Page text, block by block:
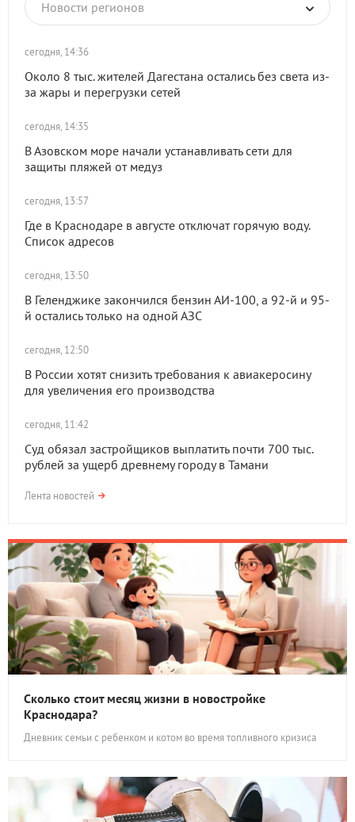
Новости регионов
сегодня, 14:36
Около 8 тыс. жителей Дагестана остались без света из-
за жары и перегрузки сетей
сегодня, 14:35
В Азовском море начали устанавливать сети для
защиты пляжей от медуз
сегодня, 13:57
Где в Краснодаре в августе отключат горячую воду.
Список адресов
сегодня, 13:50
В Геленджике закончился бензин АИ-100, а 92-й и 95-
й остались только на одной АЗС
сегодня, 12:50
В России хотят снизить требования к авиакеросину
для увеличения его производства
сегодня, 11:42
Суд обязал застройщиков выплатить почти 700 тыс.
рублей за ущерб древнему городу в Тамани
Лента новостей
Сколько стоит месяц жизни в новостройке
Краснодара?
Дневник семьи с ребенком и котом во время топливного кризиса